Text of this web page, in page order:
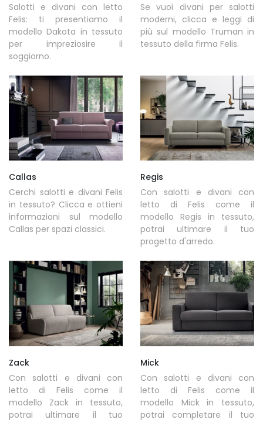
Salotti e divani con letto
Felis: ti presentiamo il
modello Dakota in tessuto
per impreziosire il
soggiorno.
Se vuoi divani per salotti
moderni, clicca e leggi di
più sul modello Truman in
tessuto della firma Felis.
Callas
Cerchi salotti e divani Felis
in tessuto? Clicca e ottieni
informazioni sul modello
Callas per spazi classici.
Regis
Con salotti e divani con
letto di Felis come il
modello Regis in tessuto,
potrai ultimare il tuo
progetto d'arredo.
Zack
Con salotti e divani con
letto di Felis come il
modello Zack in tessuto,
potrai ultimare il tuo
Mick
Con salotti e divani con
letto di Felis come il
modello Mick in tessuto,
potrai completare il tuo